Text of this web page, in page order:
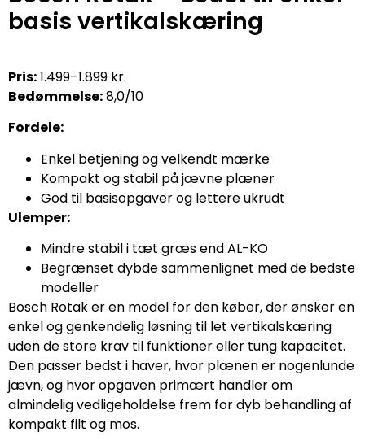
basis vertikalskæring
Pris:1.499–1.899 kr.
Bedømmelse:8,0/10
Fordele:
Enkel betjening og velkendt mærke
Kompakt og stabil på jævne plæner
God til basisopgaver og lettere ukrudt
Ulemper:
Mindre stabil i tæt græs end AL-KO
Begrænset dybde sammenlignet med de bedste
modeller
Bosch Rotak er en model for den køber, der ønsker en
enkel og genkendelig løsning til let vertikalskæring
uden de store krav til funktioner eller tung kapacitet.
Den passer bedst i haver, hvor plænen er nogenlunde
jævn, og hvor opgaven primært handler om
almindelig vedligeholdelse frem for dyb behandling af
kompakt filt og mos.